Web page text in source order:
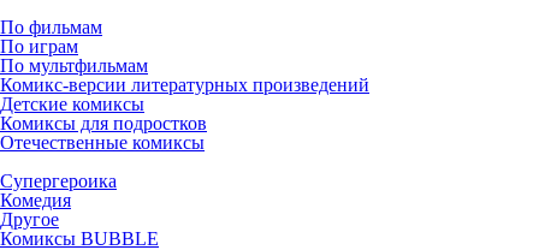
По фильмам
По играм
По мультфильмам
Комикс-версии литературных произведений
Детские комиксы
Комиксы для подростков
Отечественные комиксы
Супергероика
Комедия
Другое
Комиксы BUBBLE